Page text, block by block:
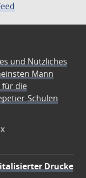
und Nützliches
Mann
die
Schulen
Drucke